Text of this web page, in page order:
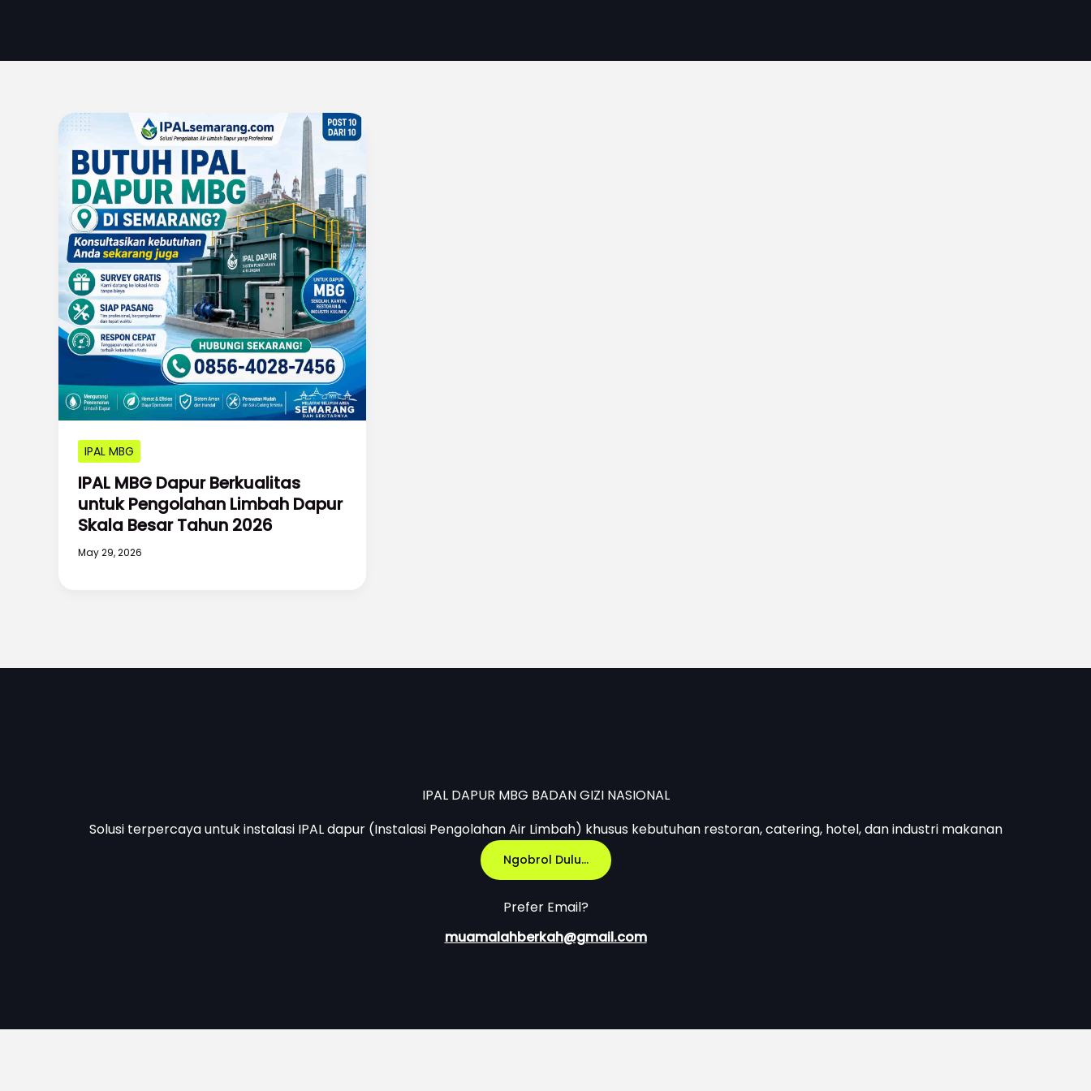
IPAL MBG
IPAL MBG Dapur Berkualitas
untuk Pengolahan Limbah Dapur
Skala Besar Tahun 2026
May 29, 2026
IPAL DAPUR MBG BADAN GIZI NASIONAL
Solusi terpercaya untuk instalasi IPAL dapur (Instalasi Pengolahan Air Limbah) khusus kebutuhan restoran, catering, hotel, dan industri makanan
Ngobrol Dulu...
Prefer Email?
muamalahberkah@gmail.com